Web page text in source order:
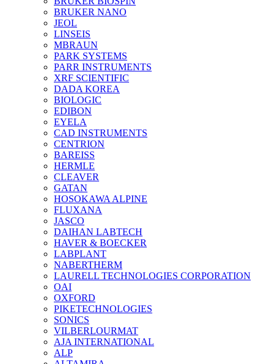
BRUKER NANO
JEOL
LINSEIS
MBRAUN
PARK SYSTEMS
PARR INSTRUMENTS
XRF SCIENTIFIC
DADA KOREA
BIOLOGIC
EDIBON
EYELA
CAD INSTRUMENTS
CENTRION
BAREISS
HERMLE
CLEAVER
GATAN
HOSOKAWA ALPINE
FLUXANA
JASCO
DAIHAN LABTECH
HAVER & BOECKER
LABPLANT
NABERTHERM
LAURELL TECHNOLOGIES CORPORATION
OAI
OXFORD
PIKETECHNOLOGIES
SONICS
VILBERLOURMAT
AJA INTERNATIONAL
ALP